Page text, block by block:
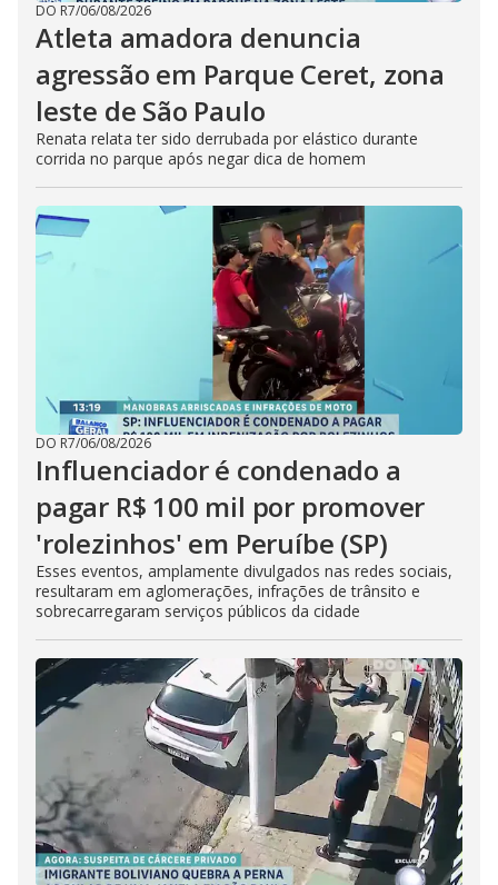
DO R7/06/08/2026
Atleta amadora denuncia
agressão em Parque Ceret, zona
leste de São Paulo
Renata relata ter sido derrubada por elástico durante
corrida no parque após negar dica de homem
DO R7/06/08/2026
Influenciador é condenado a
pagar R$ 100 mil por promover
'rolezinhos' em Peruíbe (SP)
Esses eventos, amplamente divulgados nas redes sociais,
resultaram em aglomerações, infrações de trânsito e
sobrecarregaram serviços públicos da cidade